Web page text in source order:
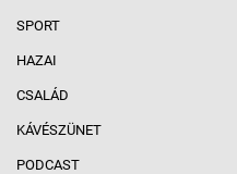
SPORT
HAZAI
CSALÁD
KÁVÉSZÜNET
PODCAST